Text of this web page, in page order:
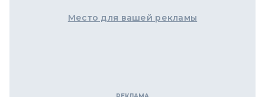
Место для вашей рекламы